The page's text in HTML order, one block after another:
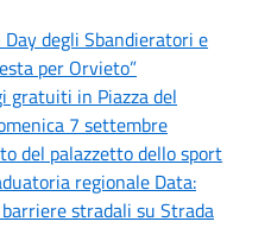
degli Sbandieratori e
per Orvieto”
gratuiti in Piazza del
7 settembre
del palazzetto dello sport
regionale Data:
stradali su Strada